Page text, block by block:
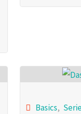
Basics,